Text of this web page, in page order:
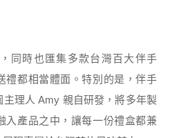
同時也匯集多款台灣百大伴手
禮都相當體面。特別的是，伴手
理人 Amy 親自研發，將多年製
入產品之中，讓每一份禮盒都兼